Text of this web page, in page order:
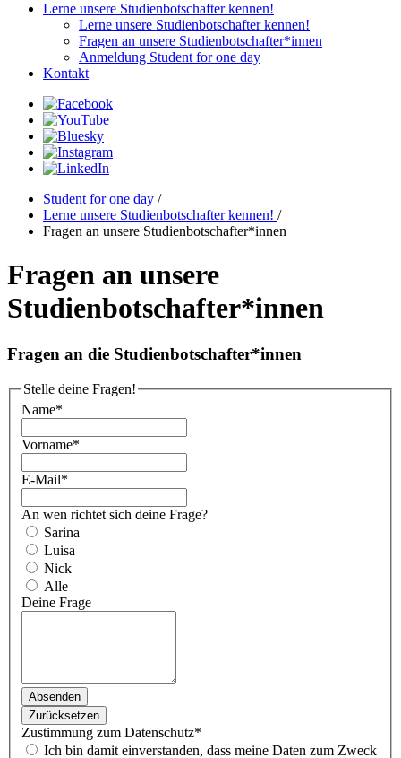
Lerne unsere Studienbotschafter kennen!
Lerne unsere Studienbotschafter kennen!
Fragen an unsere Studienbotschafter*innen
Anmeldung Student for one day
Kontakt
Student for one day /
Lerne unsere Studienbotschafter kennen! /
Fragen an unsere Studienbotschafter*innen
Fragen an unsere
Studienbotschafter*innen
Fragen an die Studienbotschafter*innen
Stelle deine Fragen!
Name*
Vorname*
E-Mail*
An wen richtet sich deine Frage?
Sarina
Luisa
Nick
Alle
Deine Frage
Zustimmung zum Datenschutz*